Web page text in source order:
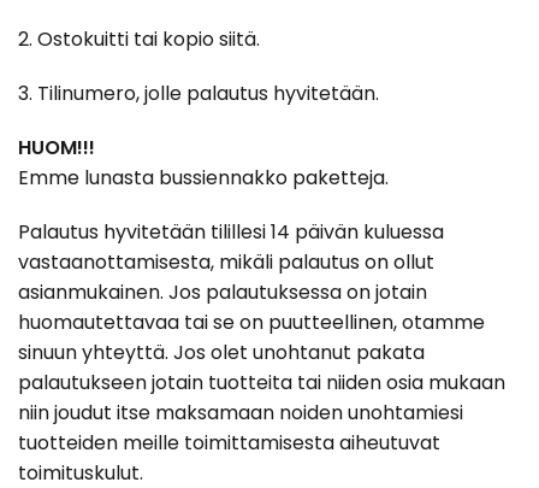
2. Ostokuitti tai kopio siitä.
3. Tilinumero, jolle palautus hyvitetään.
HUOM!!!
Emme lunasta bussiennakko paketteja.
Palautus hyvitetään tilillesi 14 päivän kuluessa
vastaanottamisesta, mikäli palautus on ollut
asianmukainen. Jos palautuksessa on jotain
huomautettavaa tai se on puutteellinen, otamme
sinuun yhteyttä. Jos olet unohtanut pakata
palautukseen jotain tuotteita tai niiden osia mukaan
niin joudut itse maksamaan noiden unohtamiesi
tuotteiden meille toimittamisesta aiheutuvat
toimituskulut.